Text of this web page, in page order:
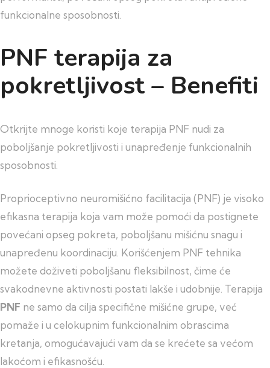
funkcionalne sposobnosti.
PNF terapija za
pokretljivost – Benefiti
Otkrijte mnoge koristi koje terapija PNF nudi za
poboljšanje pokretljivosti i unapređenje funkcionalnih
sposobnosti.
Proprioceptivno neuromišićno facilitacija (PNF) je visoko
efikasna terapija koja vam može pomoći da postignete
povećani opseg pokreta, poboljšanu mišićnu snagu i
unapređenu koordinaciju. Korišćenjem PNF tehnika
možete doživeti poboljšanu fleksibilnost, čime će
svakodnevne aktivnosti postati lakše i udobnije. Terapija
PNF ne samo da cilja specifične mišićne grupe, već
pomaže i u celokupnim funkcionalnim obrascima
kretanja, omogućavajući vam da se krećete sa većom
lakoćom i efikasnošću.